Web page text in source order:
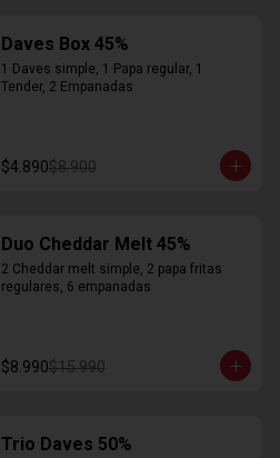
Daves Box 45%
1 Daves simple, 1 Papa regular, 1
Tender, 2 Empanadas
$4.890$8.900
Duo Cheddar Melt 45%
2 Cheddar melt simple, 2 papa fritas
regulares, 6 empanadas
$8.990$15.990
Trio Daves 50%